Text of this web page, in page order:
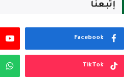
إتبعنا
Facebook
TikTok